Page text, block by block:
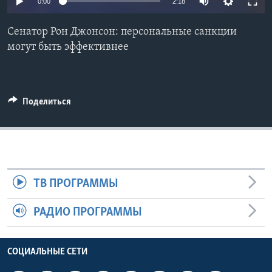
СОЦИАЛЬНЫЕ СЕТИ
Сенатор Рон Джонсон: персональные санкции
могут быть эффективнее
Поделиться
ТВ ПРОГРАММЫ
РАДИО ПРОГРАММЫ
СОЦИАЛЬНЫЕ СЕТИ